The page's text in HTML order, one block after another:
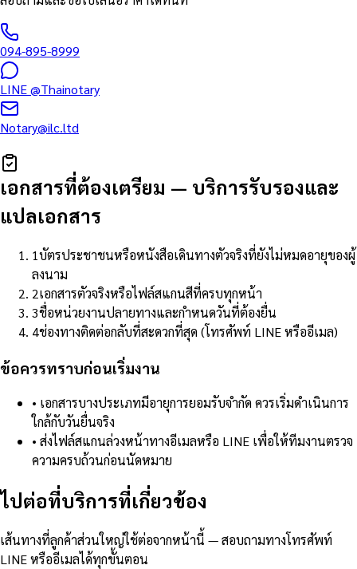
094-895-8999
LINE@Thainotary
Notary@ilc.ltd
เอกสารที่ต้องเตรียม — บริการรับรองและ
แปลเอกสาร
1บัตรประชาชนหรือหนังสือเดินทางตัวจริงที่ยังไม่หมดอายุของผู้
ลงนาม
2เอกสารตัวจริงหรือไฟล์สแกนสีที่ครบทุกหน้า
3ชื่อหน่วยงานปลายทางและกำหนดวันที่ต้องยื่น
4ช่องทางติดต่อกลับที่สะดวกที่สุด (โทรศัพท์ LINE หรืออีเมล)
ข้อควรทราบก่อนเริ่มงาน
• เอกสารบางประเภทมีอายุการยอมรับจำกัด ควรเริ่มดำเนินการ
ใกล้กับวันยื่นจริง
• ส่งไฟล์สแกนล่วงหน้าทางอีเมลหรือ LINE เพื่อให้ทีมงานตรวจ
ความครบถ้วนก่อนนัดหมาย
ไปต่อที่บริการที่เกี่ยวข้อง
เส้นทางที่ลูกค้าส่วนใหญ่ใช้ต่อจากหน้านี้ — สอบถามทางโทรศัพท์
LINE หรืออีเมลได้ทุกขั้นตอน